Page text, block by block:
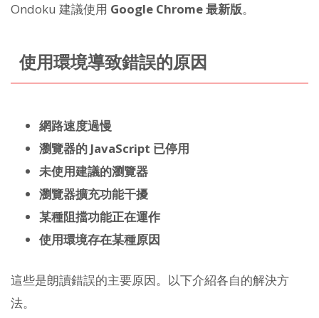
Ondoku 建議使用 Google Chrome 最新版。
使用環境導致錯誤的原因
網路速度過慢
瀏覽器的 JavaScript 已停用
未使用建議的瀏覽器
瀏覽器擴充功能干擾
某種阻擋功能正在運作
使用環境存在某種原因
這些是朗讀錯誤的主要原因。以下介紹各自的解決方
法。